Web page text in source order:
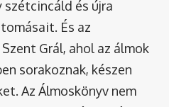
szétcincáld és újra
És az
Szent Grál, ahol az álmok
sorakoznak, készen
Az Álmoskönyv nem